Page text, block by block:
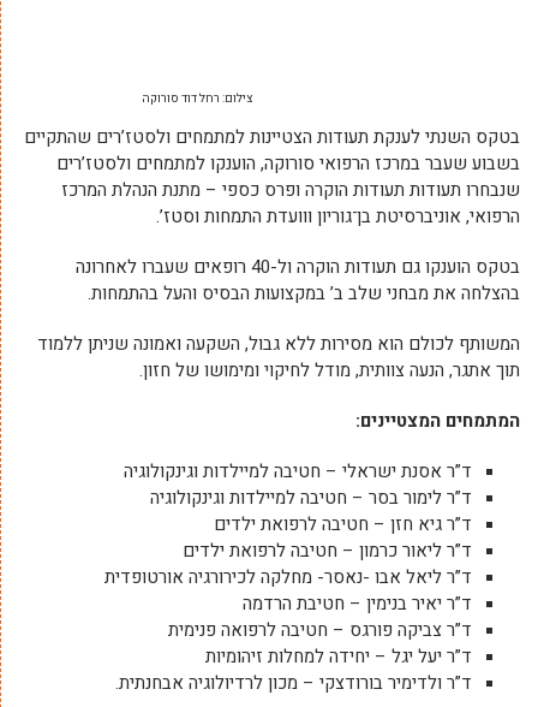
צילום: רחל דוד סורוקה
בטקס השנתי לענקת תעודות הצטיינות למתמחים ולסטז’רים שהתקיים
בשבוע שעבר במרכז הרפואי סורוקה, הוענקו למתמחים ולסטז’רים
שנבחרו תעודות תעודות הוקרה ופרס כספי – מתנת הנהלת המרכז
הרפואי, אוניברסיטת בן־גוריון ווועדת התמחות וסטז’.
בטקס הוענקו גם תעודות הוקרה ול-40 רופאים שעברו לאחרונה
בהצלחה את מבחני שלב ב’ במקצועות הבסיס והעל בהתמחות.
המשותף לכולם הוא מסירות ללא גבול, השקעה ואמונה שניתן ללמוד
תוך אתגר, הנעה צוותית, מודל לחיקוי ומימושו של חזון.
המתמחים המצטיינים:
ד”ר אסנת ישראלי – חטיבה למיילדות וגינקולוגיה
ד”ר לימור בסר – חטיבה למיילדות וגינקולוגיה
ד”ר גיא חזן – חטיבה לרפואת ילדים
ד”ר ליאור כרמון – חטיבה לרפואת ילדים
ד”ר ליאל אבו -נאסר- מחלקה לכירורגיה אורטופדית
ד”ר יאיר בנימין – חטיבת הרדמה
ד”ר צביקה פורגס – חטיבה לרפואה פנימית
ד”ר יעל יגל – יחידה למחלות זיהומיות
ד”ר ולדימיר בורודצקי – מכון לרדיולוגיה אבחנתית.